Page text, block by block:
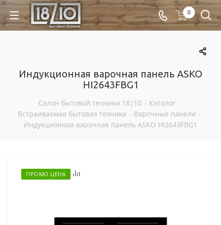
0
Индукционная варочная панель ASKO
HI2643FBG1
Салон бытовой техники 18|10 - Каталог -
Встраиваемая бытовая техника - Варочные панели -
Индукционная варочная панель ASKO HI2643FBG1
ПРОМО ЦЕНА
Отложить